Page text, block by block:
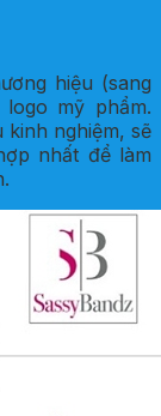
hiệu (sang
mỹ phẩm.
kinh nghiệm, sẽ
nhất để làm